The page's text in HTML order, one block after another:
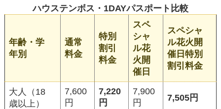
ハウステンボス・1DAYパスポート比較
年齢・学
年別
通常
料金
特別
割引
料金
スペ
シャ
ル花
火開
催日
スペシャ
ル花火開
催日特別
割引料金
大人（18
歳以上）
7,600
円
7,220
円
7,900
円
7,505円